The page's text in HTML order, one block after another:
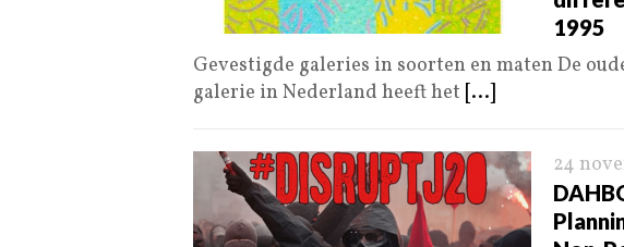
1995
Gevestigde galeries in soorten en maten De
galerie in Nederland heeft het [...]
24